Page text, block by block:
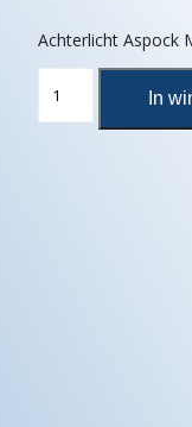
Achterlicht Aspock
Aspock
Multipoint
In